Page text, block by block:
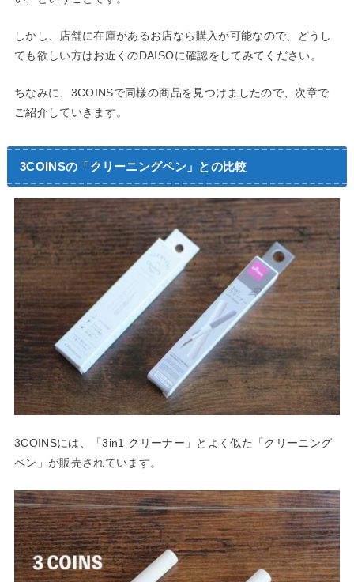
しかし、店舗に在庫があるお店なら購入が可能なので、どうし
ても欲しい方はお近くのDAISOに確認をしてみてください。
ちなみに、3COINSで同様の商品を見つけましたので、次章で
ご紹介していきます。
3COINSの「クリーニングペン」との比較
3COINSには、「3in1 クリーナー」とよく似た「クリーニング
ペン」が販売されています。